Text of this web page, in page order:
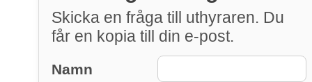
Skicka en fråga till uthyraren. Du
får en kopia till din e-post.
Namn